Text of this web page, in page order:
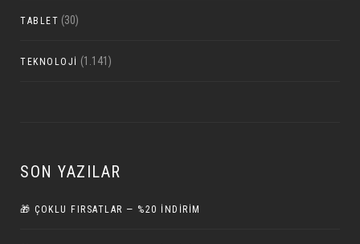
TABLET (30)
TEKNOLOJI (1.141)
SON YAZILAR
🎁 ÇOKLU FIRSATLAR — %20 İNDIRIM